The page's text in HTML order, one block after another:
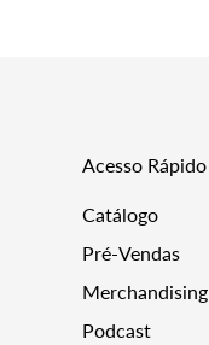
Acesso Rápido
Catálogo
Pré-Vendas
Merchandising
Podcast